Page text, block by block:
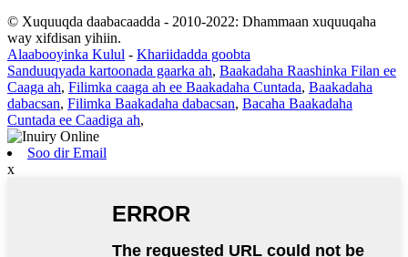
© Xuquuqda daabacaadda - 2010-2022: Dhammaan xuquuqaha
way xifdisan yihiin.
Alaabooyinka Kulul - Khariidadda goobta
Sanduuqyada kartoonada gaarka ah, Baakadaha Raashinka Filan ee
Caaga ah, Filimka caaga ah ee Baakadaha Cuntada, Baakadaha
dabacsan, Filimka Baakadaha dabacsan, Bacaha Baakadaha
Cuntada ee Caadiga ah,
Soo dir Email
x